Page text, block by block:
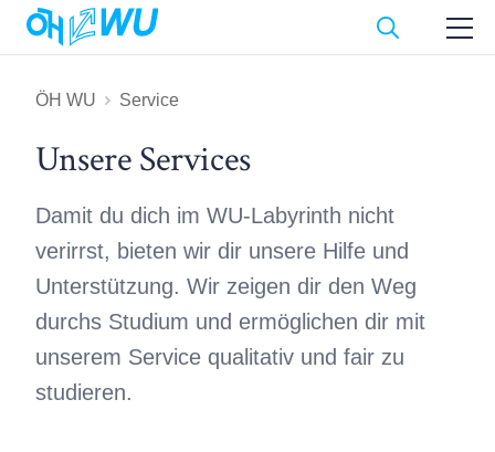
ÖH WU Service
Unsere Services
Damit du dich im WU-Labyrinth nicht
verirrst, bieten wir dir unsere Hilfe und
Unterstützung. Wir zeigen dir den Weg
durchs Studium und ermöglichen dir mit
unserem Service qualitativ und fair zu
studieren.